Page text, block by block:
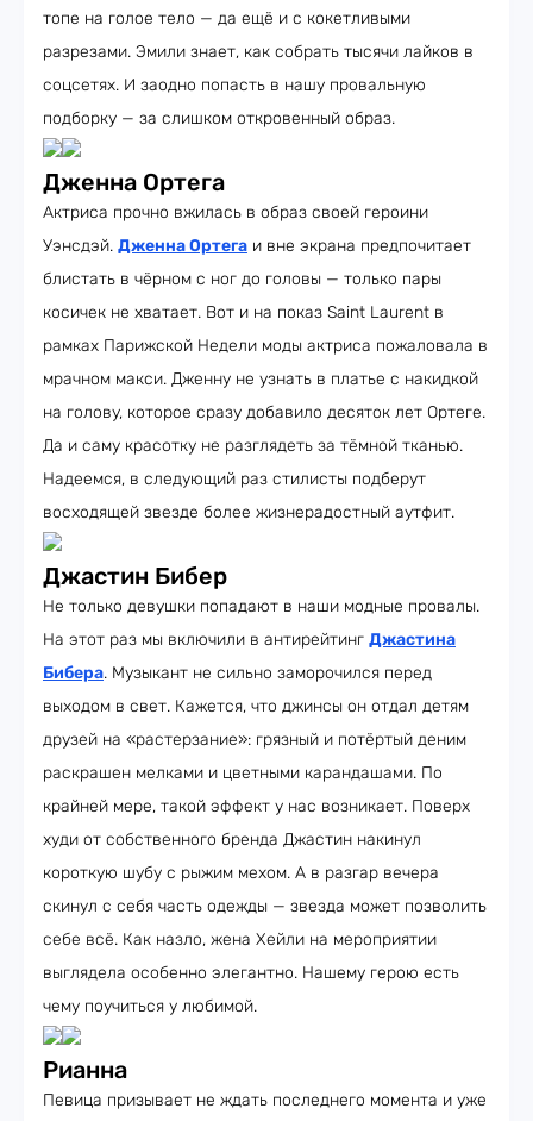
топе на голое тело — да ещё и с кокетливыми
разрезами. Эмили знает, как собрать тысячи лайков в
соцсетях. И заодно попасть в нашу провальную
подборку — за слишком откровенный образ.
Дженна Ортега
Актриса прочно вжилась в образ своей героини
Уэнсдэй. Дженна Ортега и вне экрана предпочитает
блистать в чёрном с ног до головы — только пары
косичек не хватает. Вот и на показ Saint Laurent в
рамках Парижской Недели моды актриса пожаловала в
мрачном макси. Дженну не узнать в платье с накидкой
на голову, которое сразу добавило десяток лет Ортеге.
Да и саму красотку не разглядеть за тёмной тканью.
Надеемся, в следующий раз стилисты подберут
восходящей звезде более жизнерадостный аутфит.
Джастин Бибер
Не только девушки попадают в наши модные провалы.
На этот раз мы включили в антирейтинг Джастина
Бибера. Музыкант не сильно заморочился перед
выходом в свет. Кажется, что джинсы он отдал детям
друзей на «растерзание»: грязный и потёртый деним
раскрашен мелками и цветными карандашами. По
крайней мере, такой эффект у нас возникает. Поверх
худи от собственного бренда Джастин накинул
короткую шубу с рыжим мехом. А в разгар вечера
скинул с себя часть одежды — звезда может позволить
себе всё. Как назло, жена Хейли на мероприятии
выглядела особенно элегантно. Нашему герою есть
чему поучиться у любимой.
Рианна
Певица призывает не ждать последнего момента и уже